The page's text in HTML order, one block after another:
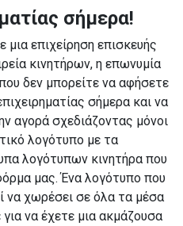
σήμερα!
μια επιχείρηση επισκευής
κινητήρων, η επωνυμία
δεν μπορείτε να αφήσετε
σήμερα και να
αγορά σχεδιάζοντας μόνοι
λογότυπο με τα
λογότυπων κινητήρα που
μας. Ένα λογότυπο που
να χωρέσει σε όλα τα μέσα
να έχετε μια ακμάζουσα